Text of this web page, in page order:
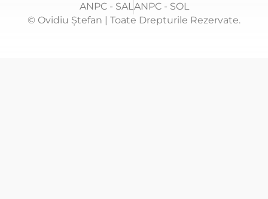
ANPC - SALANPC - SOL
© Ovidiu Ștefan | Toate Drepturile Rezervate.